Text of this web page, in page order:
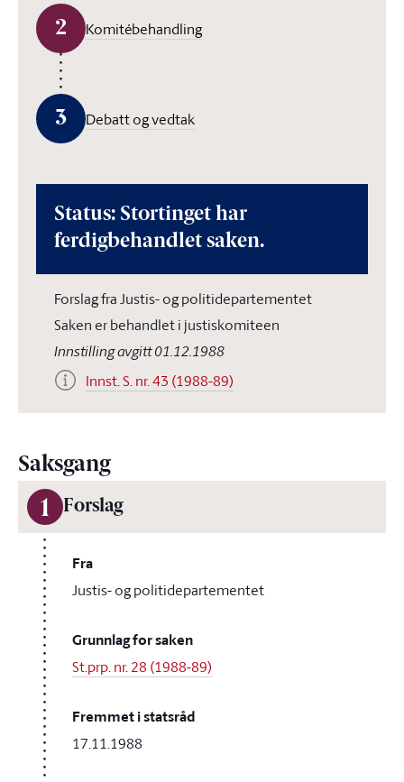
2 Komitébehandling
3 Debatt og vedtak
Status: Stortinget har
ferdigbehandlet saken.
Forslag fra Justis- og politidepartementet
Saken er behandlet i justiskomiteen
Innstilling avgitt 01.12.1988
Innst. S. nr. 43 (1988-89)
Saksgang
1 Forslag
Fra
Justis- og politidepartementet
Grunnlag for saken
St.prp. nr. 28 (1988-89)
Fremmet i statsråd
17.11.1988